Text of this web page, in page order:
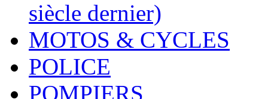
siècle dernier)
MOTOS & CYCLES
POLICE
POMPIERS